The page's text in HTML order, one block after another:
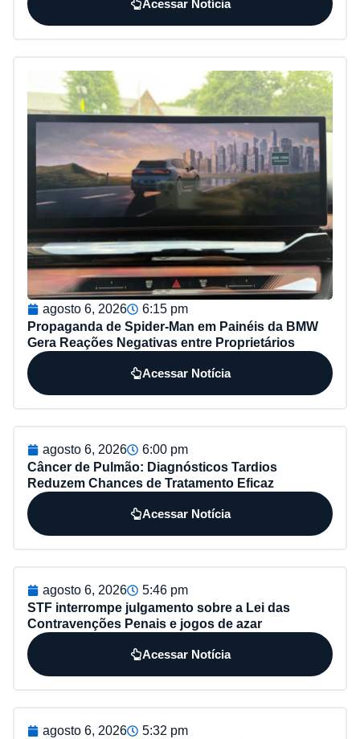
Acessar Notícia
agosto 6, 2026
6:15 pm
Propaganda de Spider-Man em Painéis da BMW
Gera Reações Negativas entre Proprietários
Acessar Notícia
agosto 6, 2026
6:00 pm
Câncer de Pulmão: Diagnósticos Tardios
Reduzem Chances de Tratamento Eficaz
Acessar Notícia
agosto 6, 2026
5:46 pm
STF interrompe julgamento sobre a Lei das
Contravenções Penais e jogos de azar
Acessar Notícia
agosto 6, 2026
5:32 pm